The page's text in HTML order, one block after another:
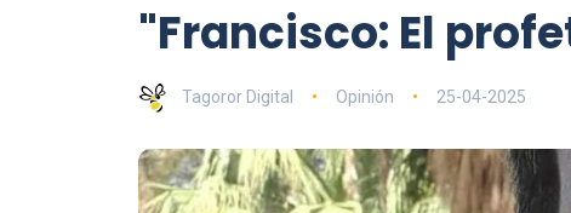
"Francisco: El
Tagoror Digital Opinión 25-04-2025